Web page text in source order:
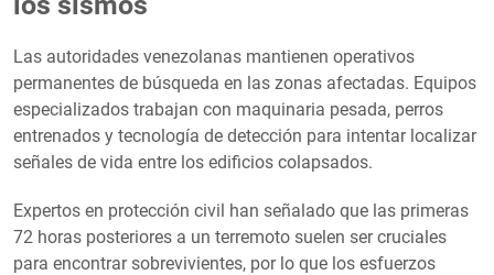
Las autoridades venezolanas mantienen operativos
permanentes de búsqueda en las zonas afectadas. Equipos
especializados trabajan con maquinaria pesada, perros
entrenados y tecnología de detección para intentar localizar
señales de vida entre los edificios colapsados.
Expertos en protección civil han señalado que las primeras
72 horas posteriores a un terremoto suelen ser cruciales
para encontrar sobrevivientes, por lo que los esfuerzos